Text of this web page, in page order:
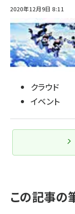
2020年12月9日 8:11
クラウド
イベント
この記事の